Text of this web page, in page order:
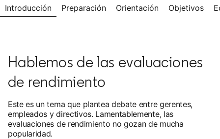
Introducción Preparación Orientación Objetivos
Hablemos de las evaluaciones
de rendimiento
Este es un tema que plantea debate entre gerentes,
empleados y directivos. Lamentablemente, las
evaluaciones de rendimiento no gozan de mucha
popularidad.